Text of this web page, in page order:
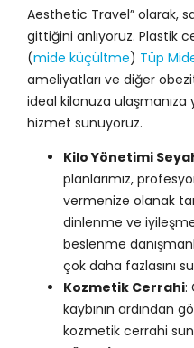
Aesthetic Travel” olarak,
gittiğini anlıyoruz. Plastik
(mide küçültme) Tüp
ameliyatları ve diğer
ideal kilonuza ulaşmanıza
hizmet sunuyoruz.
Kilo Yönetimi
planlarımız,
vermenize olanak
dinlenme ve
beslenme
çok daha fazlasını
Kozmetik Cerrahi:
kaybının ardından
kozmetik cerrahi